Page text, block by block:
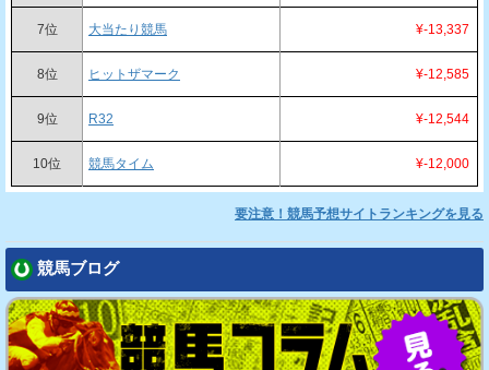
7位 大当たり競馬 ¥-13,337
8位 ヒットザマーク ¥-12,585
9位 R32 ¥-12,544
10位 競馬タイム ¥-12,000
要注意！競馬予想サイトランキングを見る
競馬ブログ